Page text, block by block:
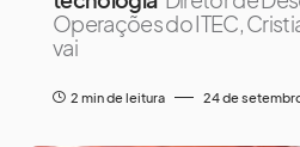
Operações do ITEC,
vai
2 min de leitura 24 de